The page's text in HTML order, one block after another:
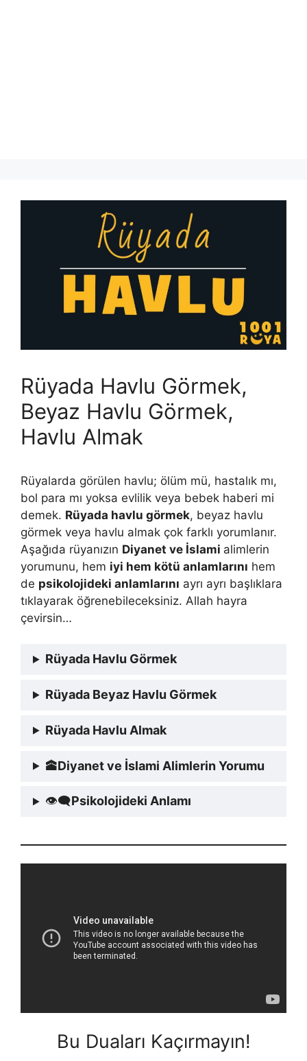
Rüyada Havlu Görmek,
Beyaz Havlu Görmek,
Havlu Almak
Rüyalarda görülen havlu; ölüm mü, hastalık mı,
bol para mı yoksa evlilik veya bebek haberi mi
demek. Rüyada havlu görmek, beyaz havlu
görmek veya havlu almak çok farklı yorumlanır.
Aşağıda rüyanızın Diyanet ve İslami alimlerin
yorumunu, hem iyi hem kötü anlamlarını hem
de psikolojideki anlamlarını ayrı ayrı başlıklara
tıklayarak öğrenebileceksiniz. Allah hayra
çevirsin…
Rüyada Havlu Görmek
Rüyada Beyaz Havlu Görmek
Rüyada Havlu Almak
🕋Diyanet ve İslami Alimlerin Yorumu
👁‍🗨Psikolojideki Anlamı
Bu Duaları Kaçırmayın!